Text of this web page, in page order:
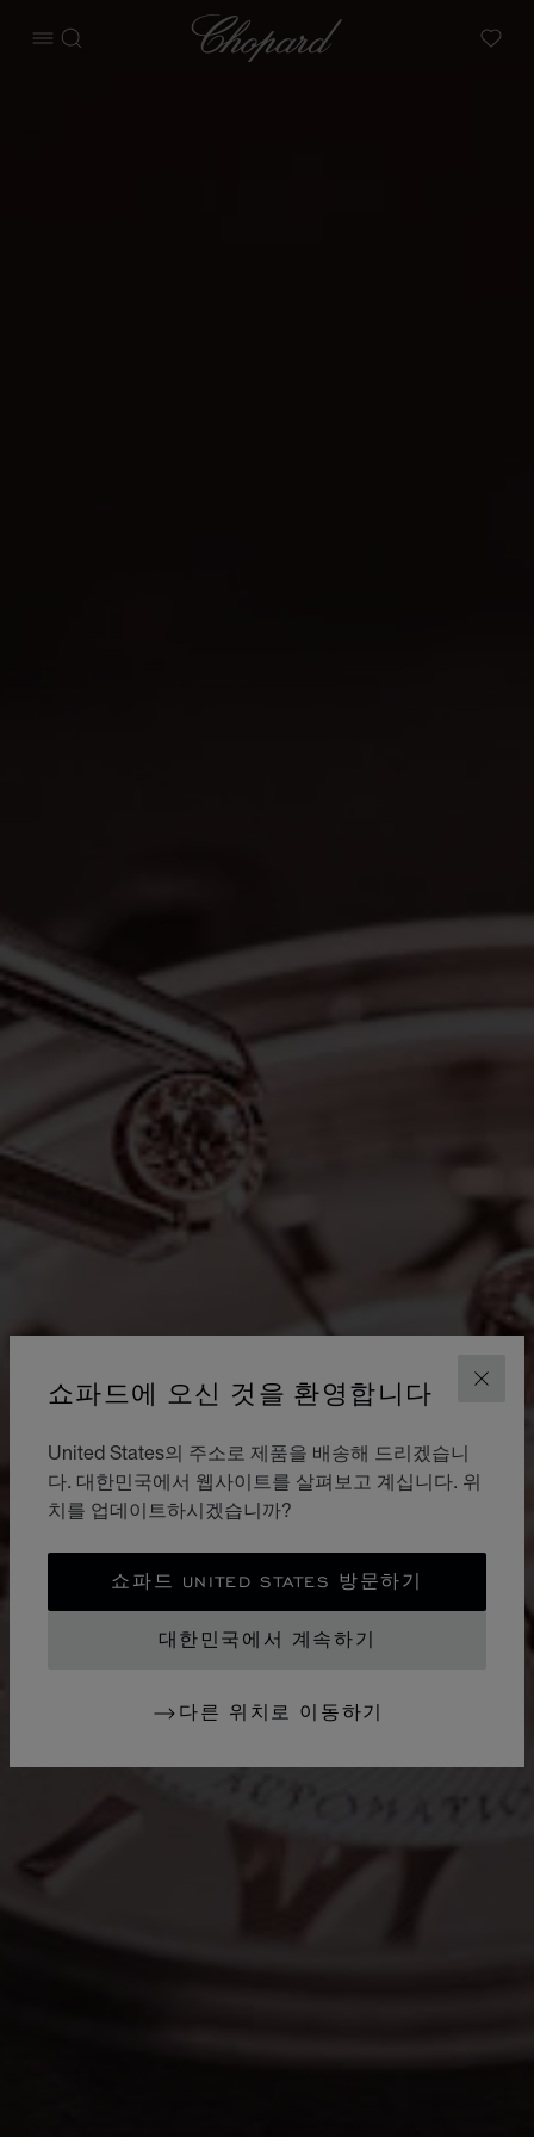
닫기
쇼파드에 오신 것을 환영합니다
United States의 주소로 제품을 배송해 드리겠습니
다. 대한민국에서 웹사이트를 살펴보고 계십니다. 위
치를 업데이트하시겠습니까?
쇼파드 UNITED STATES 방문하기
대한민국에서 계속하기
다른 위치로 이동하기
메뉴 열기
검색
Chopard
My